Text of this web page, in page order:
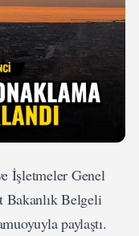
İşletmeler Genel
Bakanlık Belgeli
paylaştı.